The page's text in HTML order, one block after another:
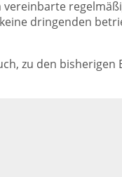
dringenden
zu den